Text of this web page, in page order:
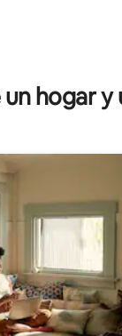
48 reseñas
hogar